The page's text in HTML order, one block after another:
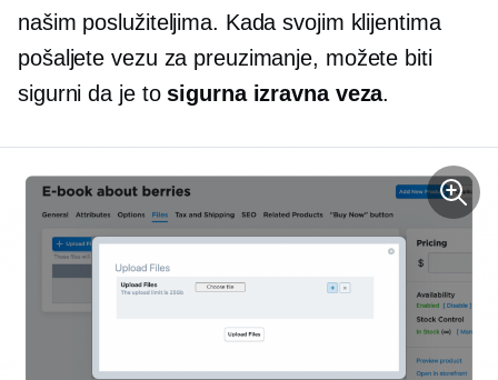
našim poslužiteljima. Kada svojim klijentima
pošaljete vezu za preuzimanje, možete biti
sigurni da je tosigurna izravna veza.